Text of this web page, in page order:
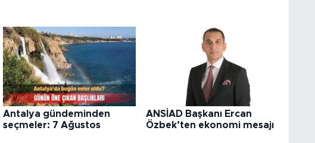
Antalya gündeminden
seçmeler: 7 Ağustos
ANSİAD Başkanı Ercan
Özbek’ten ekonomi mesajı